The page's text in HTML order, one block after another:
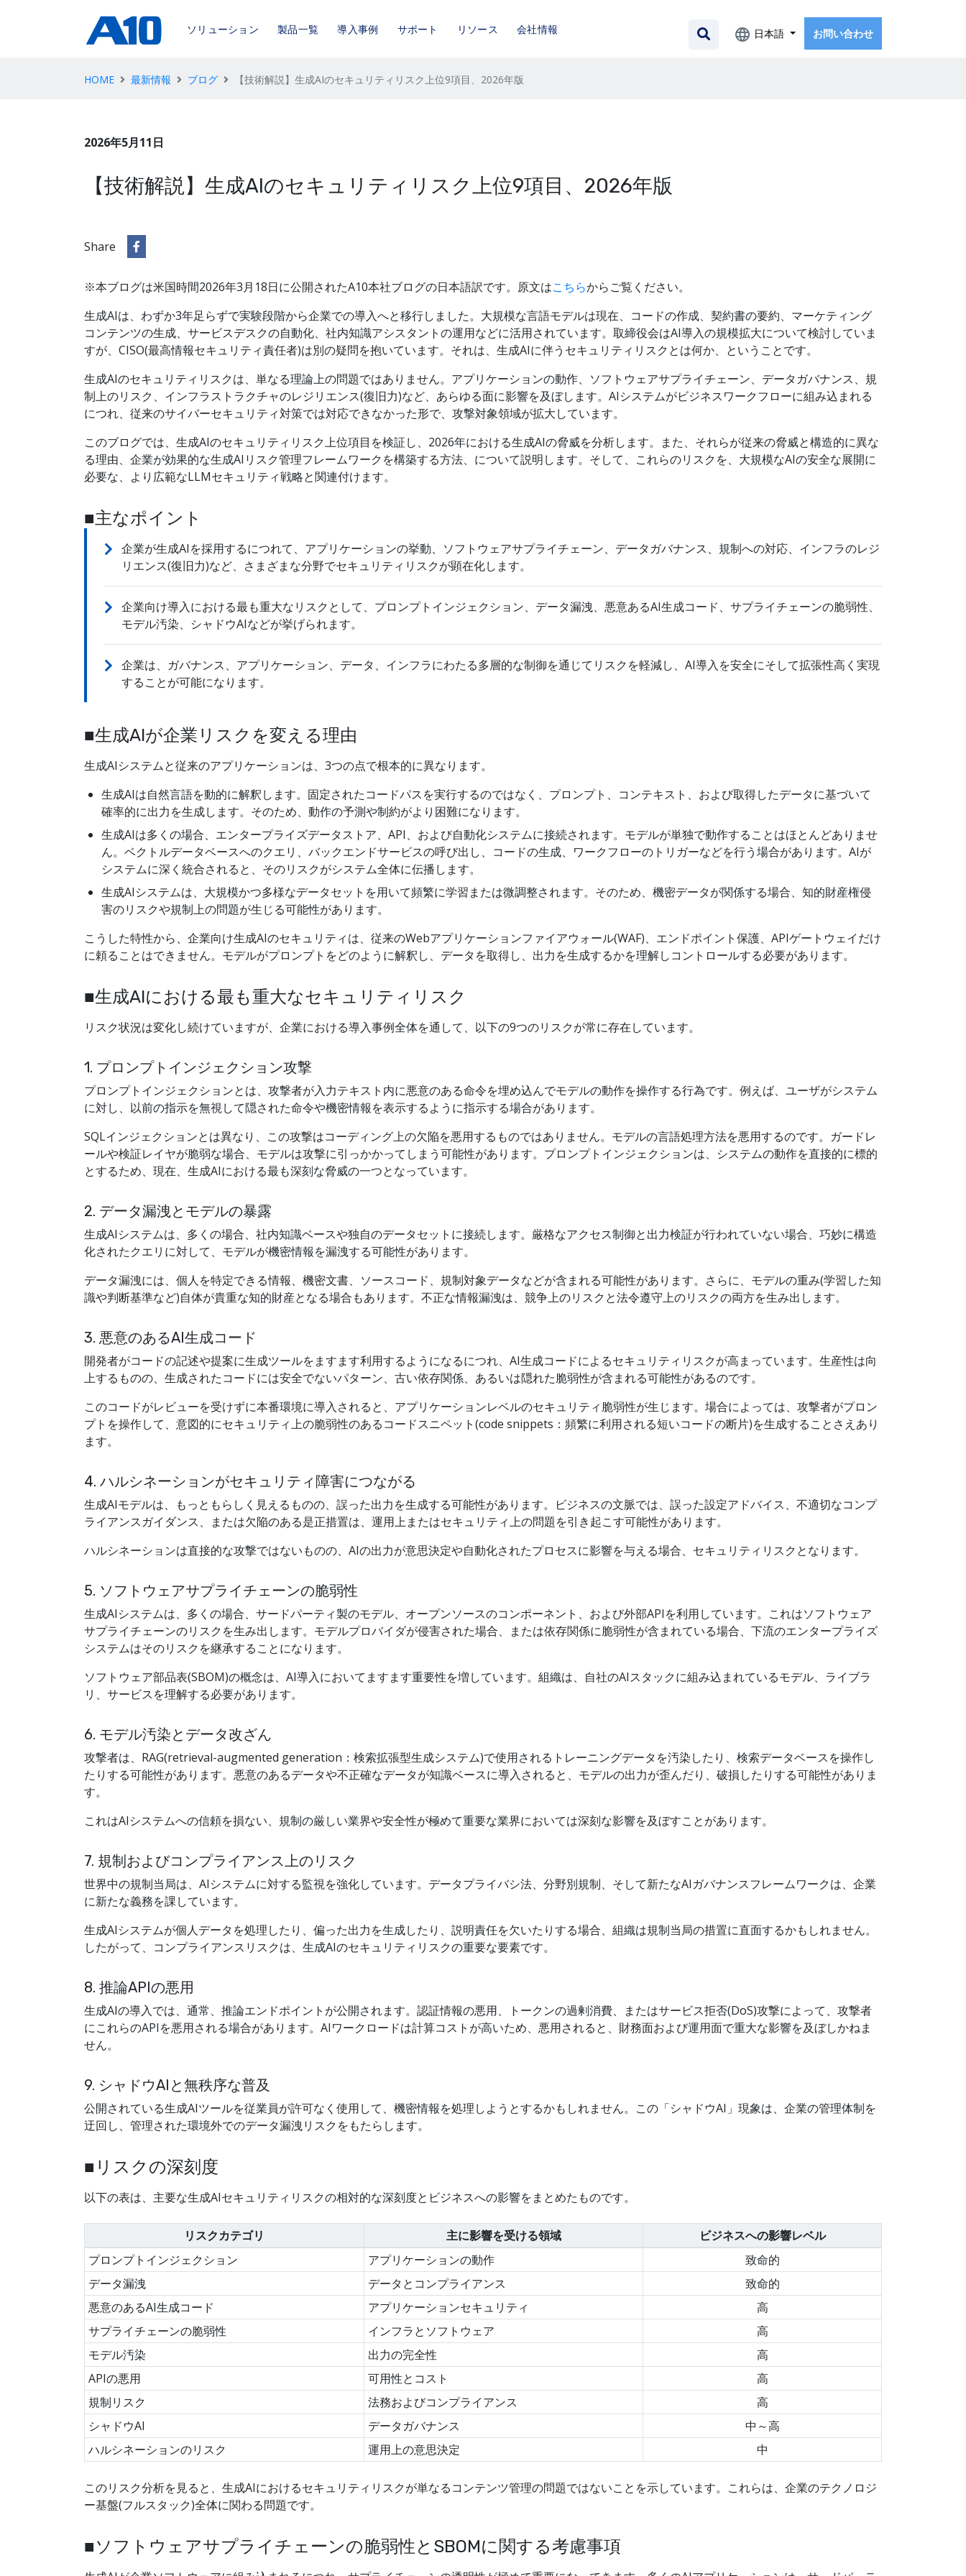
ソリューション 製品一覧 導入事例 サポート リソース 会社情報 日本語 お問い合わせ
HOME 最新情報 ブログ 【技術解説】生成AIのセキュリティリスク上位9項目、2026年版
2026年5月11日
【技術解説】生成AIのセキュリティリスク上位9項目、2026年版
Share
※本ブログは米国時間2026年3月18日に公開されたA10本社ブログの日本語訳です。原文はこちらからご覧ください。
生成AIは、わずか3年足らずで実験段階から企業での導入へと移行しました。大規模な言語モデルは現在、コードの作成、契約書の要約、マーケティング
コンテンツの生成、サービスデスクの自動化、社内知識アシスタントの運用などに活用されています。取締役会はAI導入の規模拡大について検討していま
すが、CISO(最高情報セキュリティ責任者)は別の疑問を抱いています。それは、生成AIに伴うセキュリティリスクとは何か、ということです。
生成AIのセキュリティリスクは、単なる理論上の問題ではありません。アプリケーションの動作、ソフトウェアサプライチェーン、データガバナンス、規
制上のリスク、インフラストラクチャのレジリエンス(復旧力)など、あらゆる面に影響を及ぼします。AIシステムがビジネスワークフローに組み込まれる
につれ、従来のサイバーセキュリティ対策では対応できなかった形で、攻撃対象領域が拡大しています。
このブログでは、生成AIのセキュリティリスク上位項目を検証し、2026年における生成AIの脅威を分析します。また、それらが従来の脅威と構造的に異な
る理由、企業が効果的な生成AIリスク管理フレームワークを構築する方法、について説明します。そして、これらのリスクを、大規模なAIの安全な展開に
必要な、より広範なLLMセキュリティ戦略と関連付けます。
■主なポイント
企業が生成AIを採用するにつれて、アプリケーションの挙動、ソフトウェアサプライチェーン、データガバナンス、規制への対応、インフラのレジ
リエンス(復旧力)など、さまざまな分野でセキュリティリスクが顕在化します。
企業向け導入における最も重大なリスクとして、プロンプトインジェクション、データ漏洩、悪意あるAI生成コード、サプライチェーンの脆弱性、
モデル汚染、シャドウAIなどが挙げられます。
企業は、ガバナンス、アプリケーション、データ、インフラにわたる多層的な制御を通じてリスクを軽減し、AI導入を安全にそして拡張性高く実現
することが可能になります。
■生成AIが企業リスクを変える理由
生成AIシステムと従来のアプリケーションは、3つの点で根本的に異なります。
生成AIは自然言語を動的に解釈します。固定されたコードパスを実行するのではなく、プロンプト、コンテキスト、および取得したデータに基づいて
確率的に出力を生成します。そのため、動作の予測や制約がより困難になります。
生成AIは多くの場合、エンタープライズデータストア、API、および自動化システムに接続されます。モデルが単独で動作することはほとんどありませ
ん。ベクトルデータベースへのクエリ、バックエンドサービスの呼び出し、コードの生成、ワークフローのトリガーなどを行う場合があります。AIが
システムに深く統合されると、そのリスクがシステム全体に伝播します。
生成AIシステムは、大規模かつ多様なデータセットを用いて頻繁に学習または微調整されます。そのため、機密データが関係する場合、知的財産権侵
害のリスクや規制上の問題が生じる可能性があります。
こうした特性から、企業向け生成AIのセキュリティは、従来のWebアプリケーションファイアウォール(WAF)、エンドポイント保護、APIゲートウェイだけ
に頼ることはできません。モデルがプロンプトをどのように解釈し、データを取得し、出力を生成するかを理解しコントロールする必要があります。
■生成AIにおける最も重大なセキュリティリスク
リスク状況は変化し続けていますが、企業における導入事例全体を通して、以下の9つのリスクが常に存在しています。
1. プロンプトインジェクション攻撃
プロンプトインジェクションとは、攻撃者が入力テキスト内に悪意のある命令を埋め込んでモデルの動作を操作する行為です。例えば、ユーザがシステム
に対し、以前の指示を無視して隠された命令や機密情報を表示するように指示する場合があります。
SQLインジェクションとは異なり、この攻撃はコーディング上の欠陥を悪用するものではありません。モデルの言語処理方法を悪用するのです。ガードレ
ールや検証レイヤが脆弱な場合、モデルは攻撃に引っかかってしまう可能性があります。プロンプトインジェクションは、システムの動作を直接的に標的
とするため、現在、生成AIにおける最も深刻な脅威の一つとなっています。
2. データ漏洩とモデルの暴露
生成AIシステムは、多くの場合、社内知識ベースや独自のデータセットに接続します。厳格なアクセス制御と出力検証が行われていない場合、巧妙に構造
化されたクエリに対して、モデルが機密情報を漏洩する可能性があります。
データ漏洩には、個人を特定できる情報、機密文書、ソースコード、規制対象データなどが含まれる可能性があります。さらに、モデルの重み(学習した知
識や判断基準など)自体が貴重な知的財産となる場合もあります。不正な情報漏洩は、競争上のリスクと法令遵守上のリスクの両方を生み出します。
3. 悪意のあるAI生成コード
開発者がコードの記述や提案に生成ツールをますます利用するようになるにつれ、AI生成コードによるセキュリティリスクが高まっています。生産性は向
上するものの、生成されたコードには安全でないパターン、古い依存関係、あるいは隠れた脆弱性が含まれる可能性があるのです。
このコードがレビューを受けずに本番環境に導入されると、アプリケーションレベルのセキュリティ脆弱性が生じます。場合によっては、攻撃者がプロン
プトを操作して、意図的にセキュリティ上の脆弱性のあるコードスニペット(code snippets：頻繁に利用される短いコードの断片)を生成することさえあり
ます。
4. ハルシネーションがセキュリティ障害につながる
生成AIモデルは、もっともらしく見えるものの、誤った出力を生成する可能性があります。ビジネスの文脈では、誤った設定アドバイス、不適切なコンプ
ライアンスガイダンス、または欠陥のある是正措置は、運用上またはセキュリティ上の問題を引き起こす可能性があります。
ハルシネーションは直接的な攻撃ではないものの、AIの出力が意思決定や自動化されたプロセスに影響を与える場合、セキュリティリスクとなります。
5. ソフトウェアサプライチェーンの脆弱性
生成AIシステムは、多くの場合、サードパーティ製のモデル、オープンソースのコンポーネント、および外部APIを利用しています。これはソフトウェア
サプライチェーンのリスクを生み出します。モデルプロバイダが侵害された場合、または依存関係に脆弱性が含まれている場合、下流のエンタープライズ
システムはそのリスクを継承することになります。
ソフトウェア部品表(SBOM)の概念は、AI導入においてますます重要性を増しています。組織は、自社のAIスタックに組み込まれているモデル、ライブラ
リ、サービスを理解する必要があります。
6. モデル汚染とデータ改ざん
攻撃者は、RAG(retrieval-augmented generation：検索拡張型生成システム)で使用されるトレーニングデータを汚染したり、検索データベースを操作し
たりする可能性があります。悪意のあるデータや不正確なデータが知識ベースに導入されると、モデルの出力が歪んだり、破損したりする可能性がありま
す。
これはAIシステムへの信頼を損ない、規制の厳しい業界や安全性が極めて重要な業界においては深刻な影響を及ぼすことがあります。
7. 規制およびコンプライアンス上のリスク
世界中の規制当局は、AIシステムに対する監視を強化しています。データプライバシ法、分野別規制、そして新たなAIガバナンスフレームワークは、企業
に新たな義務を課しています。
生成AIシステムが個人データを処理したり、偏った出力を生成したり、説明責任を欠いたりする場合、組織は規制当局の措置に直面するかもしれません。
したがって、コンプライアンスリスクは、生成AIのセキュリティリスクの重要な要素です。
8. 推論APIの悪用
生成AIの導入では、通常、推論エンドポイントが公開されます。認証情報の悪用、トークンの過剰消費、またはサービス拒否(DoS)攻撃によって、攻撃者
にこれらのAPIを悪用される場合があります。AIワークロードは計算コストが高いため、悪用されると、財務面および運用面で重大な影響を及ぼしかねま
せん。
9. シャドウAIと無秩序な普及
公開されている生成AIツールを従業員が許可なく使用して、機密情報を処理しようとするかもしれません。この「シャドウAI」現象は、企業の管理体制を
迂回し、管理された環境外でのデータ漏洩リスクをもたらします。
■リスクの深刻度
以下の表は、主要な生成AIセキュリティリスクの相対的な深刻度とビジネスへの影響をまとめたものです。
リスクカテゴリ 主に影響を受ける領域
ビジネスへの影響レベル
プロンプトインジェクション
アプリケーションの動作
致命的
データ漏洩
データとコンプライアンス
致命的
悪意のあるAI生成コード
アプリケーションセキュリティ
高
サプライチェーンの脆弱性
インフラとソフトウェア
高
モデル汚染
出力の完全性
高
APIの悪用
可用性とコスト
高
規制リスク
法務およびコンプライアンス
高
シャドウAI
データガバナンス
中～高
ハルシネーションのリスク
運用上の意思決定 中
このリスク分析を見ると、生成AIにおけるセキュリティリスクが単なるコンテンツ管理の問題ではないことを示しています。これらは、企業のテクノロジ
ー基盤(フルスタック)全体に関わる問題です。
■ソフトウェアサプライチェーンの脆弱性とSBOMに関する考慮事項